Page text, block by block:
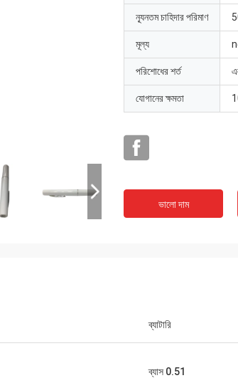
ন্যূনতম চাহিদার পরিমাণ
মূল্য
পরিশোধের শর্ত
যোগানের ক্ষমতা
ভালো দাম
ব্যাটারি
ব্যাস 0.51